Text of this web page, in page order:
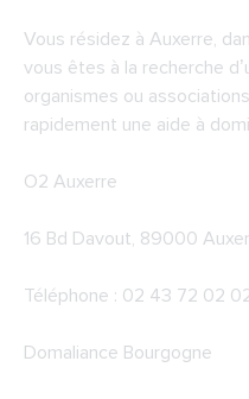
Vous résidez à Auxerre,
vous êtes à la recherche
organismes ou
rapidement une aide à
O2 Auxerre
16 Bd Davout, 89000
Téléphone : 02 43 72 02
Domaliance Bourgogne